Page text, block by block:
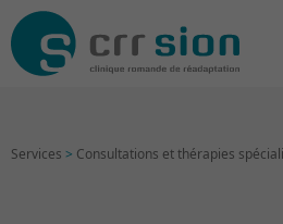
Services > Consultations et thérapies